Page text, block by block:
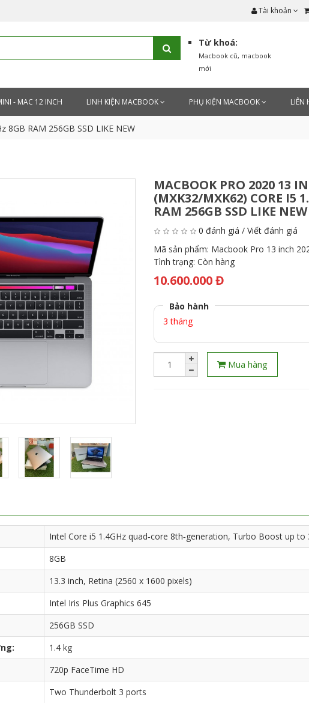
Tài khoản
Từ khoá:
Macbook cũ, macbook
mới
- MAC 12 INCH LINH KIỆN MACBOOK PHỤ KIỆN MACBOOK LIÊN
8GB RAM 256GB SSD LIKE NEW
MACBOOK PRO 2020 13
(MXK32/MXK62) CORE I5
RAM 256GB SSD LIKE NEW
0 đánh giá /Viết đánh giá
Mã sản phẩm: Macbook Pro 13 inch
Tình trạng:Còn hàng
10.600.000 Đ
Bảo hành
3 tháng
Mua hàng
Intel Core i5 1.4GHz quad‑core 8th‑generation, Turbo Boost up to
8GB
13.3 inch, Retina (2560 x 1600 pixels)
Intel Iris Plus Graphics 645
256GB SSD
1.4 kg
720p FaceTime HD
Two Thunderbolt 3 ports